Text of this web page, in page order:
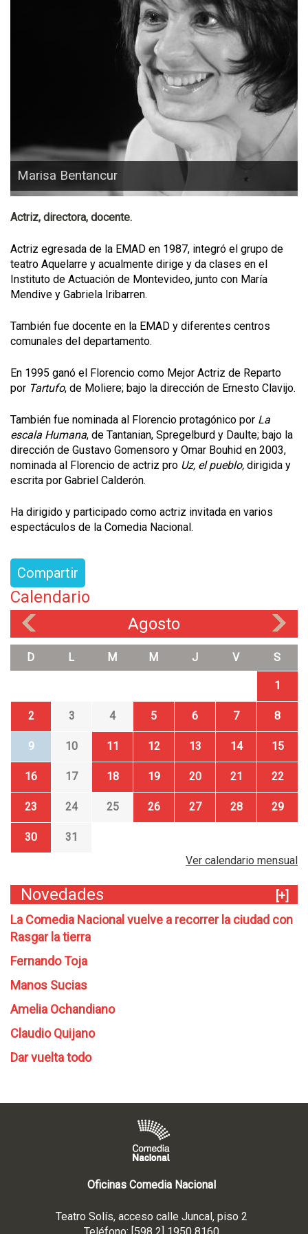
Marisa Bentancur
Actriz, directora, docente.
Actriz egresada de la EMAD en 1987, integró el grupo de
teatro Aquelarre y acualmente dirige y da clases en el
Instituto de Actuación de Montevideo, junto con María
Mendive y Gabriela Iribarren.
También fue docente en la EMAD y diferentes centros
comunales del departamento.
En 1995 ganó el Florencio como Mejor Actriz de Reparto
por Tartufo, de Moliere; bajo la dirección de Ernesto Clavijo.
También fue nominada al Florencio protagónico por La
escala Humana, de Tantanian, Spregelburd y Daulte; bajo la
dirección de Gustavo Gomensoro y Omar Bouhid en 2003,
nominada al Florencio de actriz pro Uz, el pueblo, dirigida y
escrita por Gabriel Calderón.
Ha dirigido y participado como actriz invitada en varios
espectáculos de la Comedia Nacional.
Compartir
Calendario
Agosto
D L M M J V S
1
2 3 4 5 6 7 8
9 10 11 12 13 14 15
16 17 18 19 20 21 22
23 24 25 26 27 28 29
30
31
Ver calendario mensual
Novedades
[+]
La Comedia Nacional vuelve a recorrer la ciudad con
Rasgar la tierra
Fernando Toja
Manos Sucias
Amelia Ochandiano
Claudio Quijano
Dar vuelta todo
Oficinas Comedia Nacional
Teatro Solís, acceso calle Juncal, piso 2